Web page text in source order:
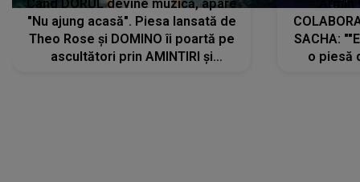
Când DORUL devine muzică, apare
"Nu ajung acasă". Piesa lansată de
Theo Rose și DOMINO îi poartă pe
ascultători prin AMINTIRI și
SACHA:
o piesă